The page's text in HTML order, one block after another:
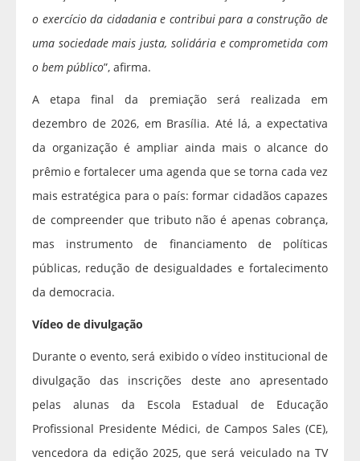
o exercício da cidadania e contribui para a construção de
uma sociedade mais justa, solidária e comprometida com
o bem público”, afirma.
A etapa final da premiação será realizada em
dezembro de 2026, em Brasília. Até lá, a expectativa
da organização é ampliar ainda mais o alcance do
prêmio e fortalecer uma agenda que se torna cada vez
mais estratégica para o país: formar cidadãos capazes
de compreender que tributo não é apenas cobrança,
mas instrumento de financiamento de políticas
públicas, redução de desigualdades e fortalecimento
da democracia.
Vídeo de divulgação
Durante o evento, será exibido o vídeo institucional de
divulgação das inscrições deste ano apresentado
pelas alunas da Escola Estadual de Educação
Profissional Presidente Médici, de Campos Sales (CE),
vencedora da edição 2025, que será veiculado na TV